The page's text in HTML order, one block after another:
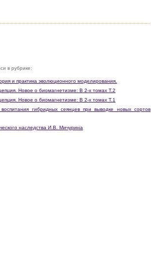
в рубрике:
и практика эволюционного моделирования.
Новое о биомагнетизме: В 2-х томах Т.2
Новое о биомагнетизме: В 2-х томах Т.1
гибридных сеянцев при выводке новых сортов
наследства И.В. Мичурина